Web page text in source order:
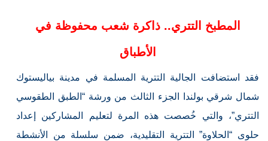
المطبخ التتري.. ذاكرة شعب محفوظة في
الأطباق
فقد استضافت الجالية التترية المسلمة في مدينة بياليستوك
شمال شرقي بولندا الجزء الثالث من ورشة “الطبق الطقوسي
التتري”، والتي خُصصت هذه المرة لتعليم المشاركين إعداد
حلوى “الحلاوة” التترية التقليدية، ضمن سلسلة من الأنشطة